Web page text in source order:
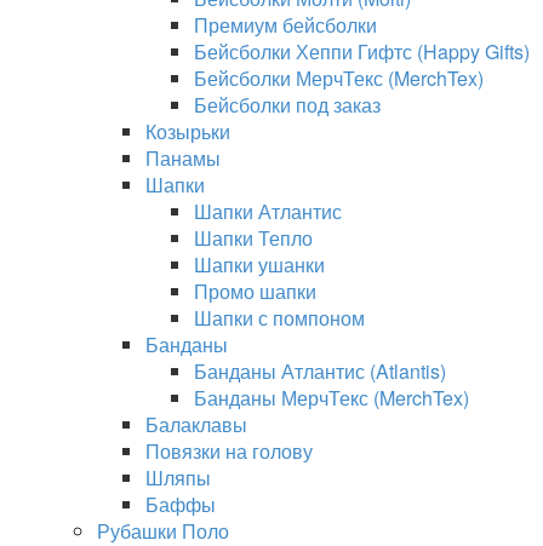
Премиум бейсболки
Бейсболки Хеппи Гифтс (Happy Gifts)
Бейсболки МерчТекс (MerchTex)
Бейсболки под заказ
Козырьки
Панамы
Шапки
Шапки Атлантис
Шапки Тепло
Шапки ушанки
Промо шапки
Шапки с помпоном
Банданы
Банданы Атлантис (Atlantis)
Банданы МерчТекс (MerchTex)
Балаклавы
Повязки на голову
Шляпы
Баффы
Рубашки Поло